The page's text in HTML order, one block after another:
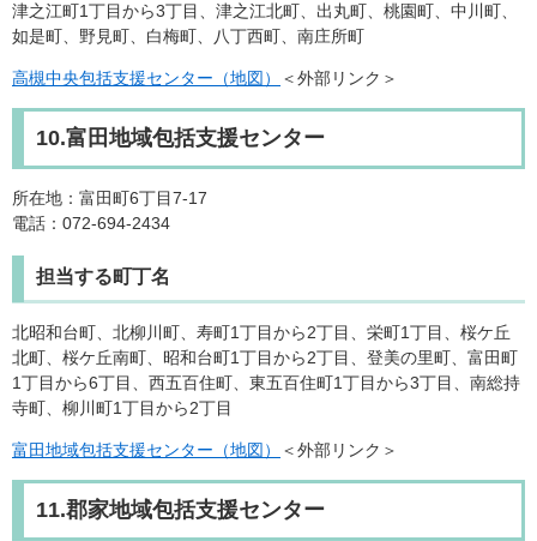
津之江町1丁目から3丁目、津之江北町、出丸町、桃園町、中川町、
如是町、野見町、白梅町、八丁西町、南庄所町
高槻中央包括支援センター（地図） ＜外部リンク＞
10.富田地域包括支援センター
所在地：富田町6丁目7-17
電話：072-694-2434
担当する町丁名
北昭和台町、北柳川町、寿町1丁目から2丁目、栄町1丁目、桜ケ丘
北町、桜ケ丘南町、昭和台町1丁目から2丁目、登美の里町、富田町
1丁目から6丁目、西五百住町、東五百住町1丁目から3丁目、南総持
寺町、柳川町1丁目から2丁目
富田地域包括支援センター（地図） ＜外部リンク＞
11.郡家地域包括支援センター